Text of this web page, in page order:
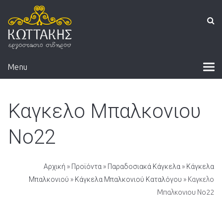
Menu
Καγκελο Μπαλκονιου
Νο22
Αρχική » Προϊόντα » Παραδοσιακά Κάγκελα » Κάγκελα
Μπαλκονιού » Κάγκελα Μπαλκονιού Καταλόγου » Καγκελο
Μπαλκονιου Νο22